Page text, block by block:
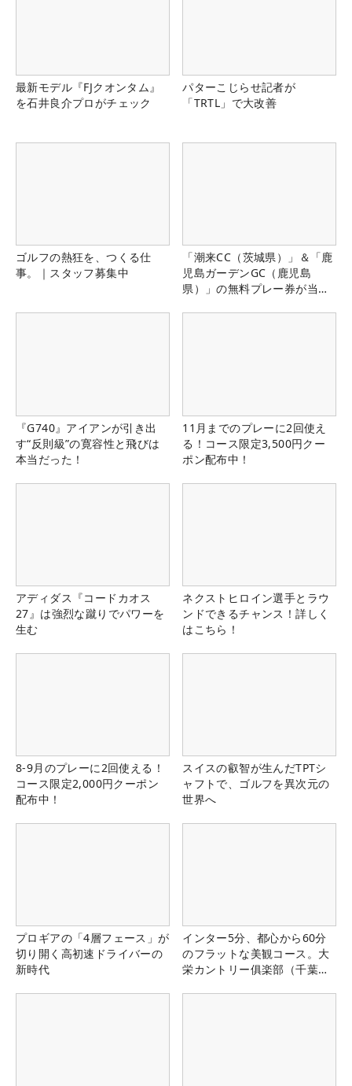
最新モデル『FJクオンタム』
を石井良介プロがチェック
パターこじらせ記者が
「TRTL」で大改善
ゴルフの熱狂を、つくる仕
事。｜スタッフ募集中
「潮来CC（茨城県）」＆「鹿
児島ガーデンGC（鹿児島
県）」の無料プレー券が当た
『G740』アイアンが引き出
す“反則級”の寛容性と飛びは
本当だった！
11月までのプレーに2回使え
る！コース限定3,500円クー
ポン配布中！
アディダス『コードカオス
27』は強烈な蹴りでパワーを
生む
ネクストヒロイン選手とラウ
ンドできるチャンス！詳しく
はこちら！
8-9月のプレーに2回使える！
コース限定2,000円クーポン
配布中！
スイスの叡智が生んだTPTシ
ャフトで、ゴルフを異次元の
世界へ
プロギアの「4層フェース」が
切り開く高初速ドライバーの
新時代
インター5分、都心から60分
のフラットな美観コース。大
栄カントリー俱楽部（千葉